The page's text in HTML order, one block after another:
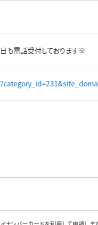
も電話受付しております※